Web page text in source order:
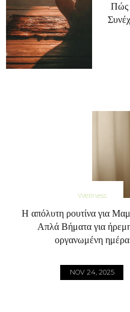
Πώς
Wellness
Η απόλυτη ρουτίνα για
Απλά Βήματα για
οργανωμένη ημέρα
NOV 24, 2025